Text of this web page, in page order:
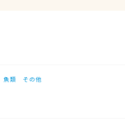
魚類 その他